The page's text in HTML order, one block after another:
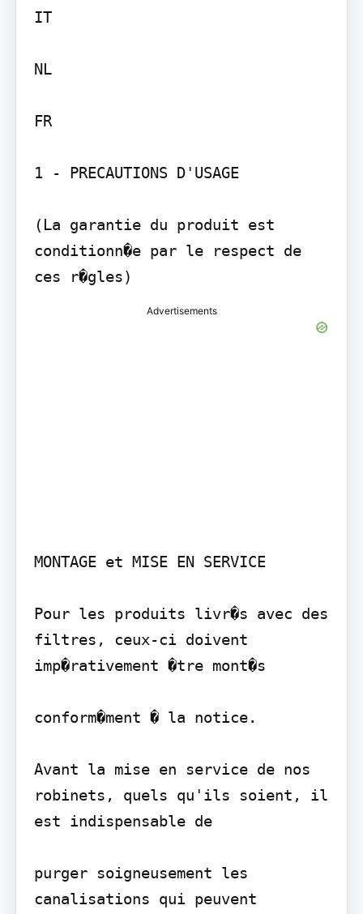
IT
NL
FR
1 - PRECAUTIONS D'USAGE
(La garantie du produit est
conditionn�e par le respect de
ces r�gles)
Advertisements
MONTAGE et MISE EN SERVICE
Pour les produits livr�s avec des
filtres, ceux-ci doivent
imp�rativement �tre mont�s
conform�ment � la notice.
Avant la mise en service de nos
robinets, quels qu'ils soient, il
est indispensable de
purger soigneusement les
canalisations qui peuvent